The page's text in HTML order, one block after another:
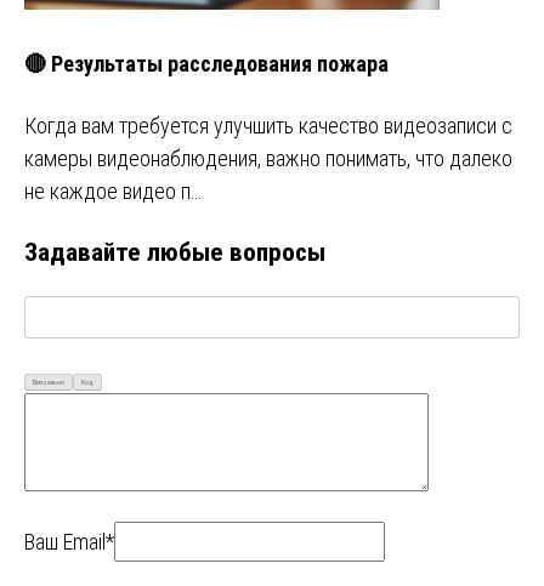
🔴 Результаты расследования пожара
Когда вам требуется улучшить качество видеозаписи с
камеры видеонаблюдения, важно понимать, что далеко
не каждое видео п…
Задавайте любые вопросы
Визуально Код
Ваш Email*